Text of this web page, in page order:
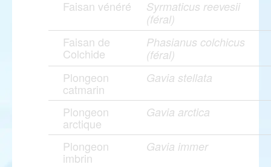
Faisan vénéré
Syrmaticus reevesii
(féral)
Faisan de
Colchide
Phasianus colchicus
(féral)
Plongeon
catmarin
Gavia stellata
Plongeon
arctique
Gavia arctica
Plongeon
imbrin
Gavia immer